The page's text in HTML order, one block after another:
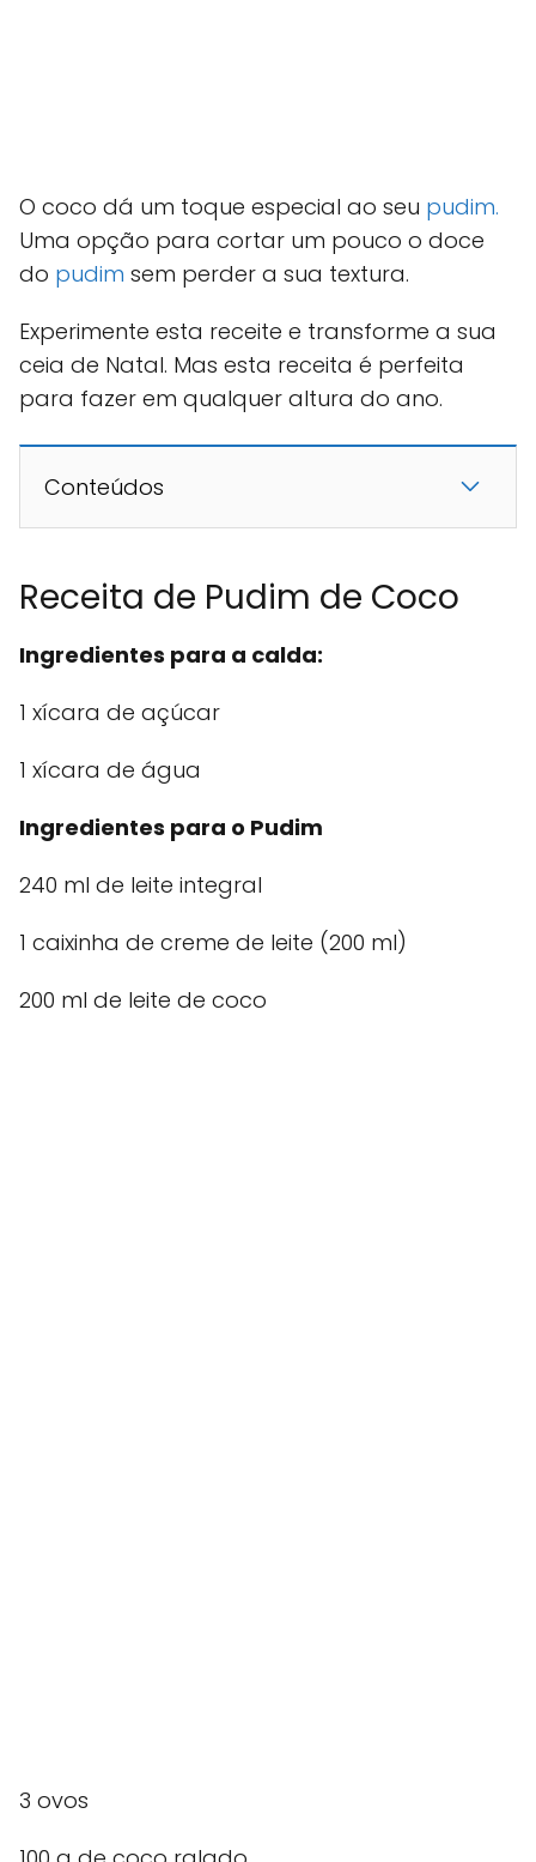
O coco dá um toque especial ao seu pudim.
Uma opção para cortar um pouco o doce
do pudim sem perder a sua textura.
Experimente esta receite e transforme a sua
ceia de Natal. Mas esta receita é perfeita
para fazer em qualquer altura do ano.
Conteúdos
Receita de Pudim de Coco
Ingredientes para a calda:
1 xícara de açúcar
1 xícara de água
Ingredientes para o Pudim
240 ml de leite integral
1 caixinha de creme de leite (200 ml)
200 ml de leite de coco
3 ovos